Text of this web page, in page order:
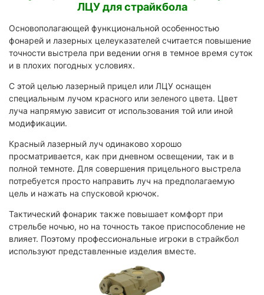
ЛЦУ для страйкбола
Основополагающей функциональной особенностью
фонарей и лазерных целеуказателей считается повышение
точности выстрела при ведении огня в темное время суток
и в плохих погодных условиях.
С этой целью лазерный прицел или ЛЦУ оснащен
специальным лучом красного или зеленого цвета. Цвет
луча напрямую зависит от использования той или иной
модификации.
Красный лазерный луч одинаково хорошо
просматривается, как при дневном освещении, так и в
полной темноте. Для совершения прицельного выстрела
потребуется просто направить луч на предполагаемую
цель и нажать на спусковой крючок.
Тактический фонарик также повышает комфорт при
стрельбе ночью, но на точность такое приспособление не
влияет. Поэтому профессиональные игроки в страйкбол
используют представленные изделия вместе.